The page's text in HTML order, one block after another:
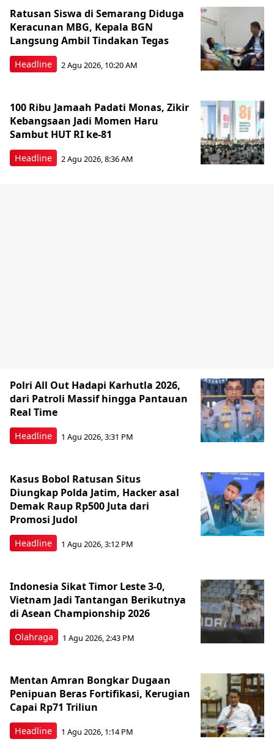
Headline
Ratusan Siswa di Semarang Diduga
Keracunan MBG, Kepala BGN
Langsung Ambil Tindakan Tegas
2 Agu 2026, 10:20 AM
Headline
100 Ribu Jamaah Padati Monas, Zikir
Kebangsaan Jadi Momen Haru
Sambut HUT RI ke-81
2 Agu 2026, 8:36 AM
Headline
Polri All Out Hadapi Karhutla 2026,
dari Patroli Massif hingga Pantauan
Real Time
1 Agu 2026, 3:31 PM
Headline
Kasus Bobol Ratusan Situs
Diungkap Polda Jatim, Hacker asal
Demak Raup Rp500 Juta dari
Promosi Judol
1 Agu 2026, 3:12 PM
Olahraga
Indonesia Sikat Timor Leste 3-0,
Vietnam Jadi Tantangan Berikutnya
di Asean Championship 2026
1 Agu 2026, 2:43 PM
Headline
Mentan Amran Bongkar Dugaan
Penipuan Beras Fortifikasi, Kerugian
Capai Rp71 Triliun
1 Agu 2026, 1:14 PM